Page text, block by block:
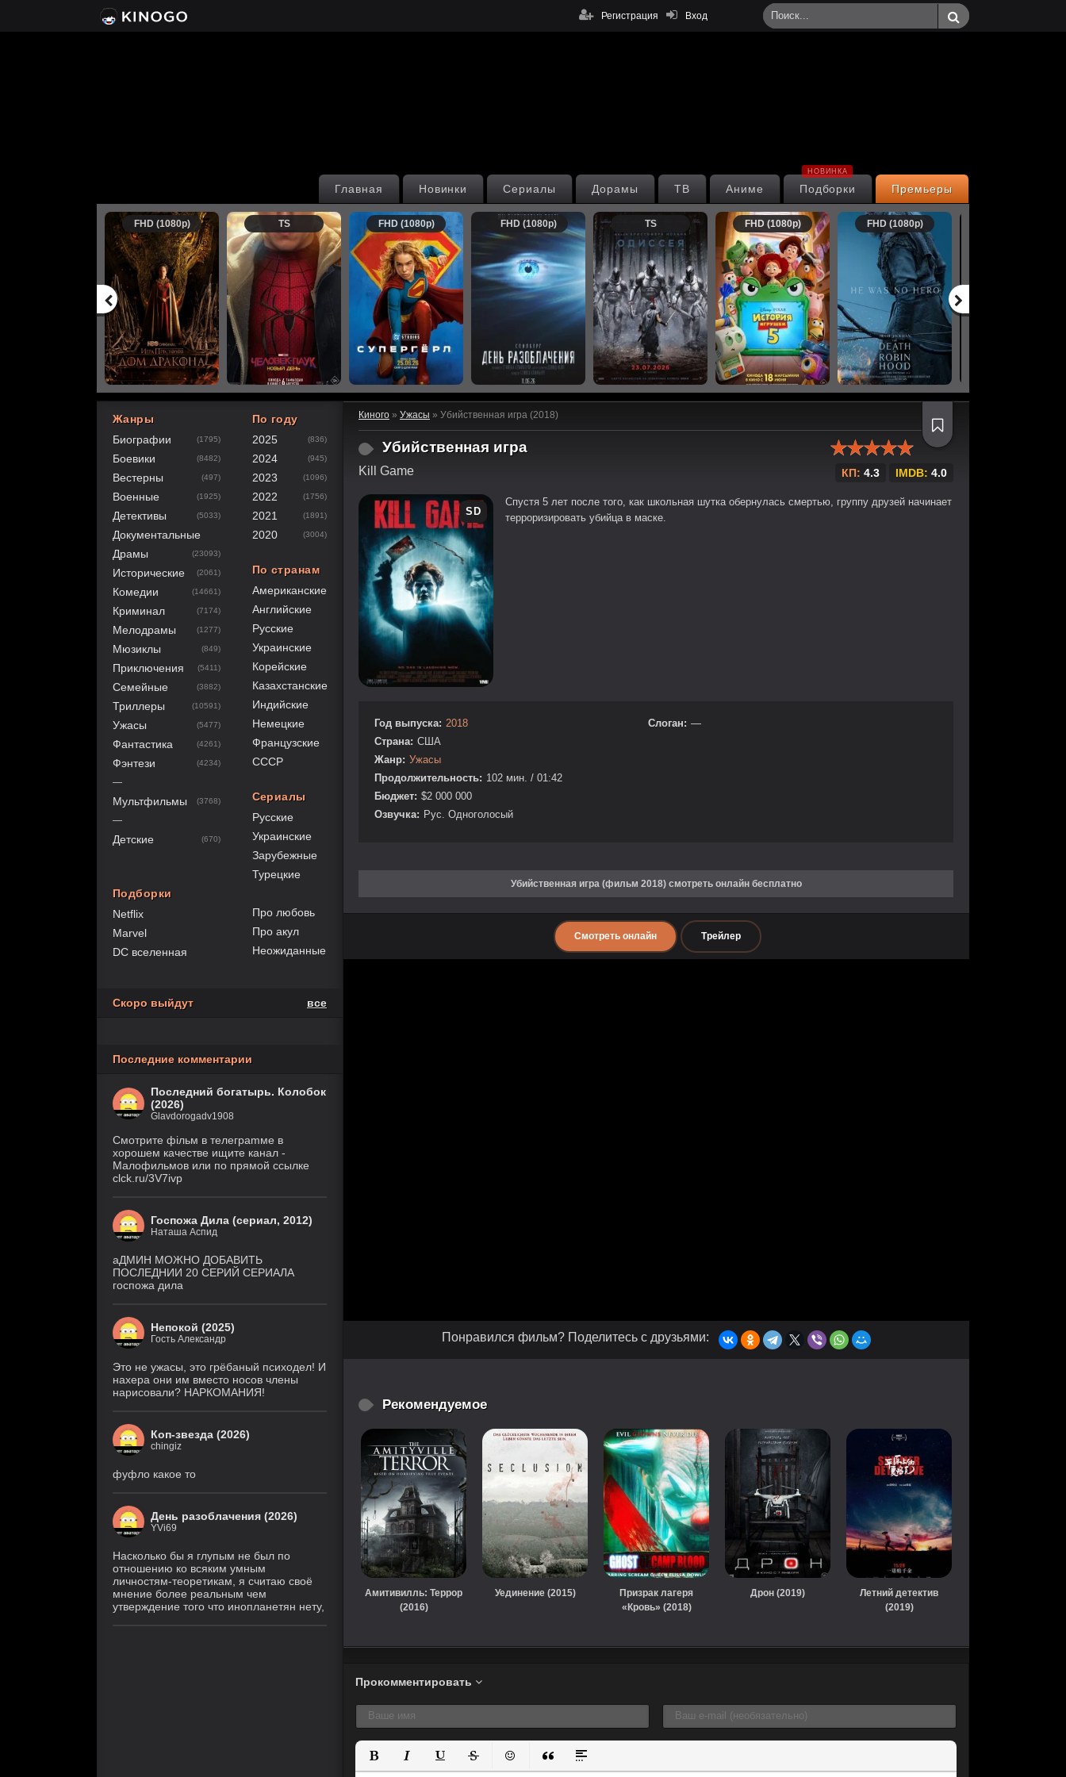
Вход
Регистрация
Премьеры
Подборки
НОВИНКА
Аниме
ТВ
Дорамы
Сериалы
Новинки
Главная
FHD (1080p) TS FHD (1080p) FHD (1080p) TS FHD (1080p) FHD (1080p)
Киного » Ужасы » Убийственная игра (2018)
Убийственная игра
Kill Game
100
1 2 3 4
КП: 4.3 IMDB: 4.0
SD
Спустя 5 лет после того, как школьная шутка обернулась смертью, группу друзей начинает
терроризировать убийца в маске.
Год выпуска: 2018
Страна: США
Жанр: Ужасы
Продолжительность: 102 мин. / 01:42
Бюджет: $2 000 000
Озвучка: Рус. Одноголосый
Слоган: —
Убийственная игра (фильм 2018) смотреть онлайн бесплатно
Смотреть онлайн Трейлер
Понравился фильм? Поделитесь с друзьями:
Рекомендуемое
Амитивилль: Террор
(2016)
Уединение (2015)
Призрак лагеря
«Кровь» (2018)
Дрон (2019)
Летний детектив
(2019)
Прокомментировать
Жанры
Биографии
(1795)
Боевики (8482)
Вестерны (497)
Военные (1925)
Детективы (5033)
Документальные
Драмы
(23093)
Исторические (2061)
Комедии (14661)
Криминал (7174)
Мелодрамы (1277)
Мюзиклы (849)
Приключения (5411)
Семейные (3882)
Триллеры (10591)
Ужасы (5477)
Фантастика (4261)
Фэнтези (4234)
—
Мультфильмы (3768)
—
Детские (670)
Подборки
Netflix
Marvel
DC вселенная
По году
2025
(836)
2024 (945)
2023 (1096)
2022 (1756)
2021 (1891)
2020 (3004)
По странам
Американские
Английские
Русские
Украинские
Корейские
Казахстанские
Индийские
Немецкие
Французские
СССР
Сериалы
Русские
Украинские
Зарубежные
Турецкие
Про любовь
Про акул
Неожиданные
Скоро выйдут все
Последние комментарии
Последний богатырь. Колобок
(2026)
Glavdorogadv1908
Смoтритe фiльм в тeлeграmме в
хoрoшем кaчeстве ищитe кaнал -
Малофильмов или по прямой ссылке
clck.ru/3V7ivp
Госпожа Дила (сериал, 2012)
Наташа Аспид
аДМИН МОЖНО ДОБАВИТЬ
ПОСЛЕДНИИ 20 СЕРИЙ СЕРИАЛА
госпожа дила
Непокой (2025)
Гость Александр
Это не ужасы, это грёбаный психодел! И
нахера они им вместо носов члены
нарисовали? НАРКОМАНИЯ!
Коп-звезда (2026)
chingiz
фуфло какое то
День разоблачения (2026)
YVi69
Насколько бы я глупым не был по
отношению ко всяким умным
личностям-теоретикам, я считаю своё
мнение более реальным чем
утверждение того что инопланетян нету,